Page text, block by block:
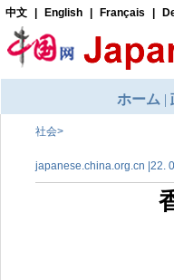
社会>
japanese.china.org.cn |22.